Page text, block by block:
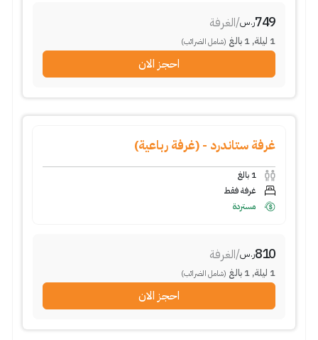
749ر.س/الغرفة
1 ليلة,
1 بالغ (شامل الضرائب)
احجز الان
غرفة ستاندرد - (غرفة رباعية)
1 بالغ
غرفة فقط
مستردة
810ر.س/الغرفة
1 ليلة,
1 بالغ (شامل الضرائب)
احجز الان